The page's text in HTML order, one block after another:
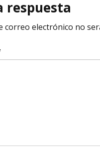
respuesta
correo electrónico no